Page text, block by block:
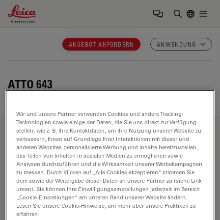
Leica Microsystems Logo
ANGEBOT ANFORDERN ANWENDUNG
ATTO 643
Anwendungsbereiche
Biowissenschaften
Die Life Science Division von Leica Microsystems erfüllt
die Bildgebungsanforderungen der Wissenschaft mit
höchster Innovationsfähigkeit und technischem Know-
Wir und unsere Partner verwenden Cookies und andere Tracking-
Technologien sowie einige der Daten, die Sie uns direkt zur Verfügung
stellen, wie z. B. Ihre Kontaktdaten, um Ihre Nutzung unserer Website zu
verbessern, Ihnen auf Grundlage Ihrer Interaktionen mit dieser und
anderen Websites personalisierte Werbung und Inhalte bereitzustellen,
das Teilen von Inhalten in sozialen Medien zu ermöglichen sowie
Analysen durchzuführen und die Wirksamkeit unserer Werbekampagnen
zu messen. Durch Klicken auf „Alle Cookies akzeptieren“ stimmen Sie
dem sowie der Weitergabe dieser Daten an unsere Partner zu (siehe Link
unten). Sie können Ihre Einwilligungseinstellungen jederzeit im Bereich
„Cookie-Einstellungen“ am unteren Rand unserer Website ändern.
Lesen Sie unsere Cookie-Hinweise, um mehr über unsere Praktiken zu
erfahren